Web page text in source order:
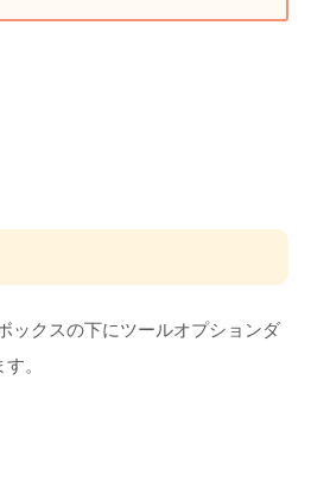
ックスの下にツールオプションダ
。